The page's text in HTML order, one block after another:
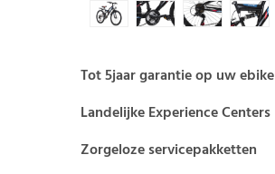
Tot 5jaar garantie op uw ebike
Landelijke Experience Centers
Zorgeloze servicepakketten